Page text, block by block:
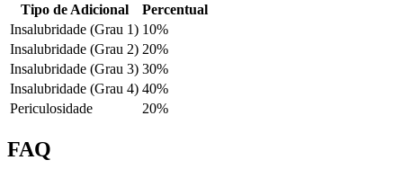
Tipo de Adicional
Percentual
Insalubridade (Grau 1) 10%
Insalubridade (Grau 2) 20%
Insalubridade (Grau 3) 30%
Insalubridade (Grau 4) 40%
Periculosidade
20%
FAQ